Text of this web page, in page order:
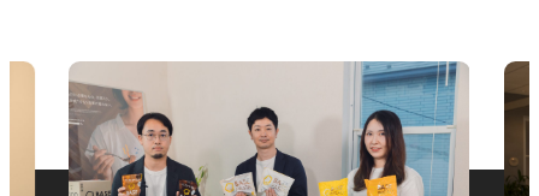
お問い合わせ